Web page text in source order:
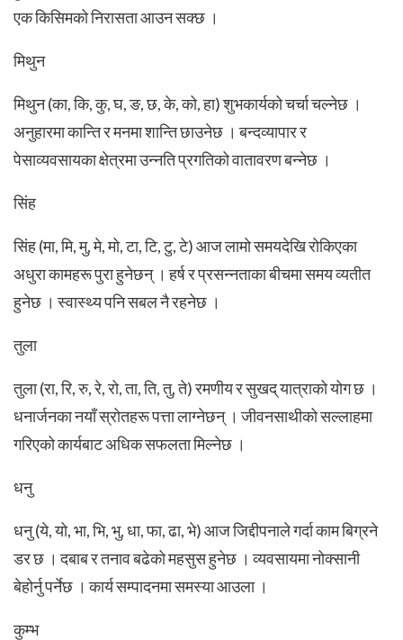
एक किसिमको निरासता आउन सक्छ ।
मिथुन
मिथुन (का, कि, कु, घ, ङ, छ, के, को, हा) शुभकार्यको चर्चा चल्नेछ ।
अनुहारमा कान्ति र मनमा शान्ति छाउनेछ । बन्दव्यापार र
पेसाव्यवसायका क्षेत्रमा उन्नति प्रगतिको वातावरण बन्नेछ ।
सिंह
सिंह (मा, मि, मु, मे, मो, टा, टि, टु, टे) आज लामो समयदेखि रोकिएका
अधुरा कामहरू पुरा हुनेछन् । हर्ष र प्रसन्नताका बीचमा समय व्यतीत
हुनेछ । स्वास्थ्य पनि सबल नै रहनेछ ।
तुला
तुला (रा, रि, रु, रे, रो, ता, ति, तु, ते) रमणीय र सुखद् यात्राको योग छ ।
धनार्जनका नयाँ स्रोतहरू पत्ता लाग्नेछन् । जीवनसाथीको सल्लाहमा
गरिएको कार्यबाट अधिक सफलता मिल्नेछ ।
धनु
धनु (ये, यो, भा, भि, भु, धा, फा, ढा, भे) आज जिद्दीपनाले गर्दा काम बिग्रने
डर छ । दबाब र तनाव बढेको महसुस हुनेछ । व्यवसायमा नोक्सानी
बेहोर्नु पर्नेछ । कार्य सम्पादनमा समस्या आउला ।
कुम्भ